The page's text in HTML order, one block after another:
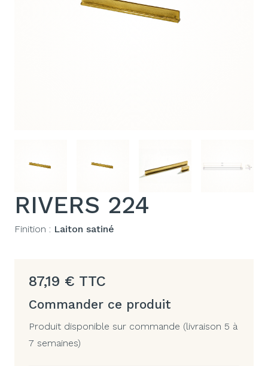
RIVERS 224
Finition : Laiton satiné
87,19 € TTC
Commander ce produit
Produit disponible sur commande (livraison 5 à
7 semaines)